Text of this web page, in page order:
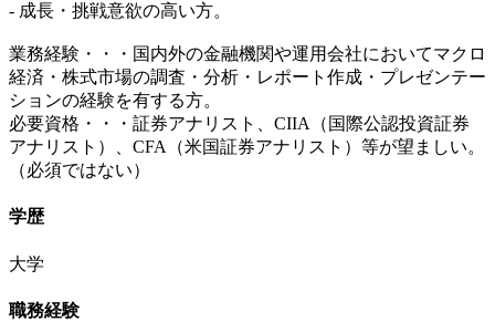
- 成長・挑戦意欲の高い方。
業務経験・・・国内外の金融機関や運用会社においてマクロ
経済・株式市場の調査・分析・レポート作成・プレゼンテー
ションの経験を有する方。
必要資格・・・証券アナリスト、CIIA（国際公認投資証券
アナリスト）、CFA（米国証券アナリスト）等が望ましい。
（必須ではない）
学歴
大学
職務経験